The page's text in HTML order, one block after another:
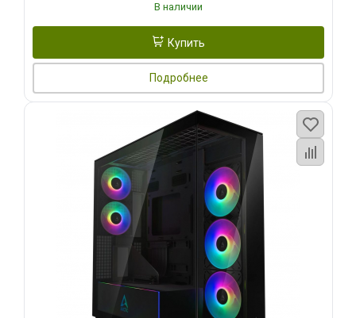
В наличии
Купить
Подробнее